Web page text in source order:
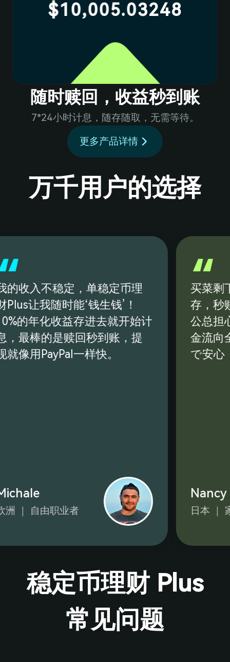
9
$10,005.04
6
7
8
9
0
1
3
5
7
2
4
5
6
7
4
6
7
8
9
8
随时赎回，收益秒到账
7*24小时计息，随存随取，无需等待。
更多产品详情
万千用户的选择
收入不稳定，单稳定币理
让我随时能‘钱生钱’！
的年化收益存进去就开始计
最棒的是赎回秒到账，提
像用PayPal一样快。
｜ 自由职业者
买菜剩
存，秒
公总担
金流向
で安心
Nancy
日本 ｜
稳定币理财 Plus
常见问题